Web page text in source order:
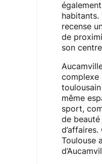
habitants.
recense
de
son
complexe
toulousain
même
sport,
de
Toulouse